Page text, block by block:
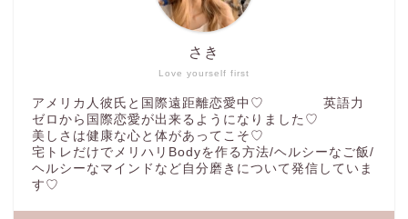
Love yourself first
さき
アメリカ人彼氏と国際遠距離恋愛中♡ 英語力
ゼロから国際恋愛が出来るようになりました♡
美しさは健康な心と体があってこそ♡
宅トレだけでメリハリBodyを作る方法/ヘルシーなご飯/
ヘルシーなマインドなど自分磨きについて発信していま
す♡